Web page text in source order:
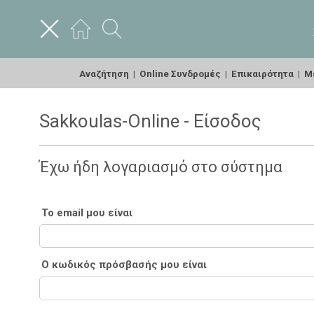
Αναζήτηση | Online Συνδρομές | Επικαιρότητα |
Sakkoulas-Online - Είσοδος
Έχω ήδη λογαριασμό στο σύστημα
Το email μου είναι
Ο κωδικός πρόσβασής μου είναι